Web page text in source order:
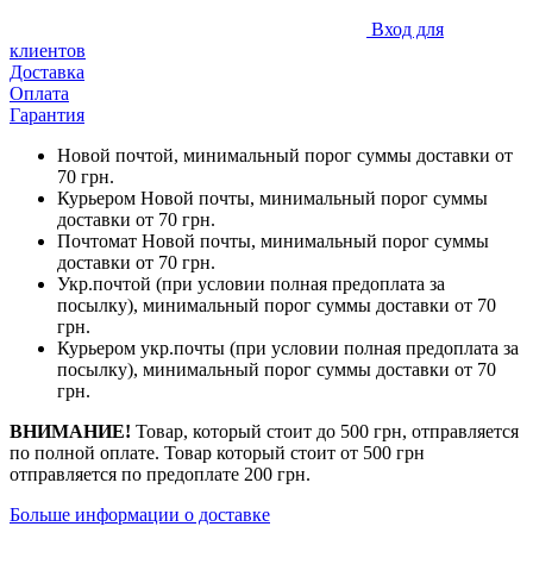
Вход для
клиентов
Доставка
Оплата
Гарантия
Новой почтой, минимальный порог суммы доставки от
70 грн.
Курьером Новой почты, минимальный порог суммы
доставки от 70 грн.
Почтомат Новой почты, минимальный порог суммы
доставки от 70 грн.
Укр.почтой (при условии полная предоплата за
посылку), минимальный порог суммы доставки от 70
грн.
Курьером укр.почты (при условии полная предоплата за
посылку), минимальный порог суммы доставки от 70
грн.
ВНИМАНИЕ! Товар, который стоит до 500 грн, отправляется
по полной оплате. Товар который стоит от 500 грн
отправляется по предоплате 200 грн.
Больше информации о доставке